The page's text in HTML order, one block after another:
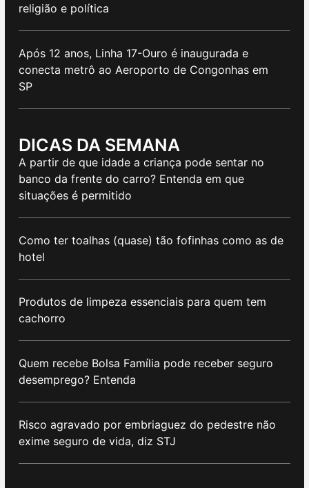
religião e política
Após 12 anos, Linha 17-Ouro é inaugurada e
conecta metrô ao Aeroporto de Congonhas em
SP
DICAS DA SEMANA
A partir de que idade a criança pode sentar no
banco da frente do carro? Entenda em que
situações é permitido
Como ter toalhas (quase) tão fofinhas como as de
hotel
Produtos de limpeza essenciais para quem tem
cachorro
Quem recebe Bolsa Família pode receber seguro
desemprego? Entenda
Risco agravado por embriaguez do pedestre não
exime seguro de vida, diz STJ